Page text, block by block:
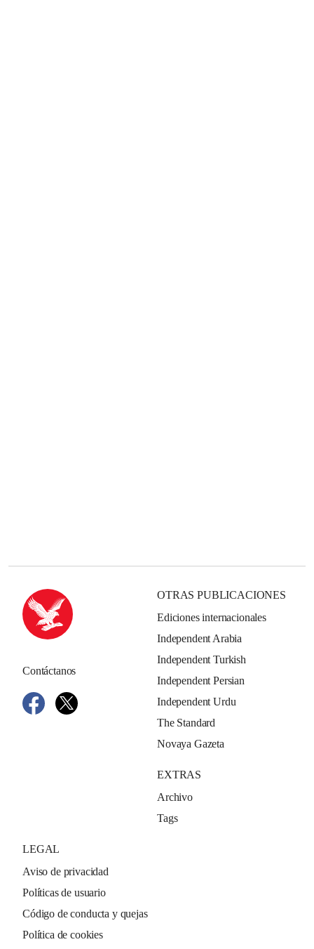
Contáctanos
OTRAS PUBLICACIONES
Ediciones internacionales
Independent Arabia
Independent Turkish
Independent Persian
Independent Urdu
The Standard
Novaya Gazeta
EXTRAS
Archivo
Tags
LEGAL
Aviso de privacidad
Políticas de usuario
Código de conducta y quejas
Política de cookies